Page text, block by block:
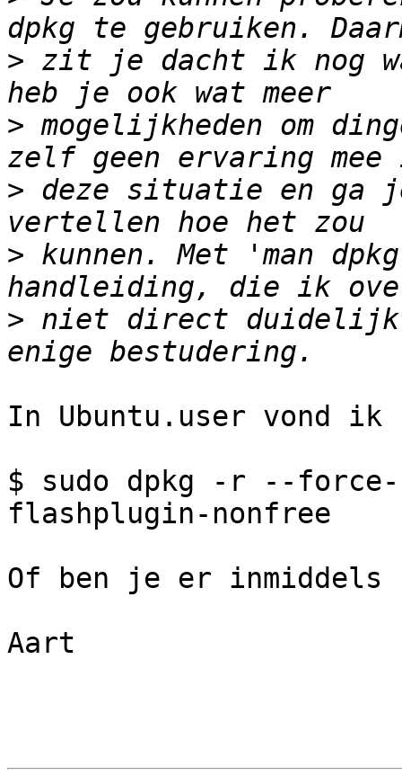
> zit je dacht ik nog
> mogelijkheden om
> deze situatie en ga
> kunnen. Met 'man
> niet direct duidelijk
In Ubuntu.user vond
$ sudo dpkg -r --force-
flashplugin-nonfree
Of ben je er
Aart